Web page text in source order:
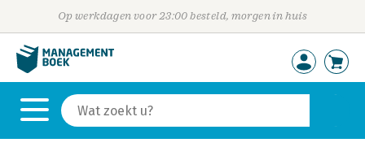
Op werkdagen voor 23:00 besteld, morgen in huis